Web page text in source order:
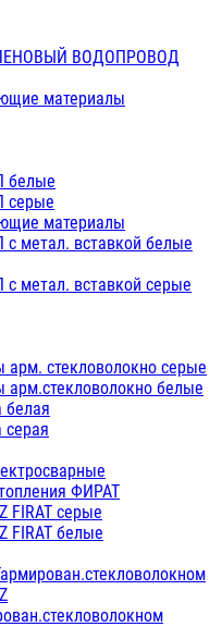
ВОДОПРОВОД
материалы
белые
серые
материалы
с метал. вставкой белые
с метал. вставкой серые
арм. стекловолокно серые
арм.стекловолокно белые
белая
серая
ФИРАТ
FIRAT серые
FIRAT белые